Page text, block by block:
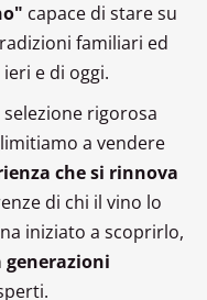
capace di stare su
familiari ed
e di oggi.
rigorosa
a vendere
che si rinnova
di chi il vino lo
iniziato a scoprirlo,
generazioni